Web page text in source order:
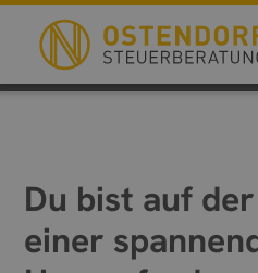
uns
Du bist auf
einer